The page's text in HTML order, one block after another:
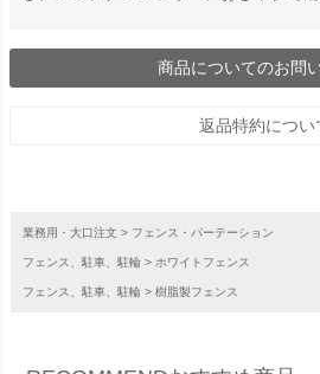
商品についてのお問
返品特約につい
業務用・大口注文 フェンス・パーテーション
フェンス、駐車、駐輪 ホワイトフェンス
フェンス、駐車、駐輪 樹脂製フェンス